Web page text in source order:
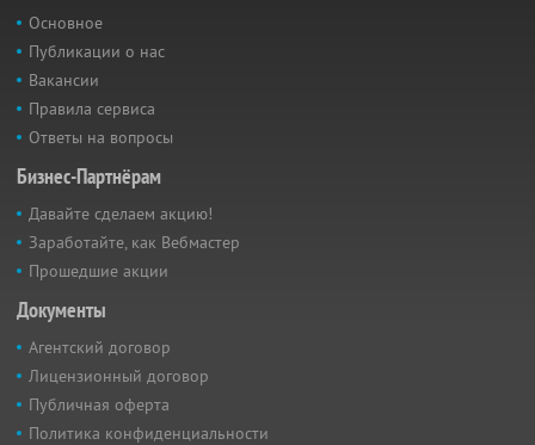
Основное
Публикации о нас
Вакансии
Правила сервиса
Ответы на вопросы
Бизнес-Партнёрам
Давайте сделаем акцию!
Заработайте, как Вебмастер
Прошедшие акции
Документы
Агентский договор
Лицензионный договор
Публичная оферта
Политика конфиденциальности